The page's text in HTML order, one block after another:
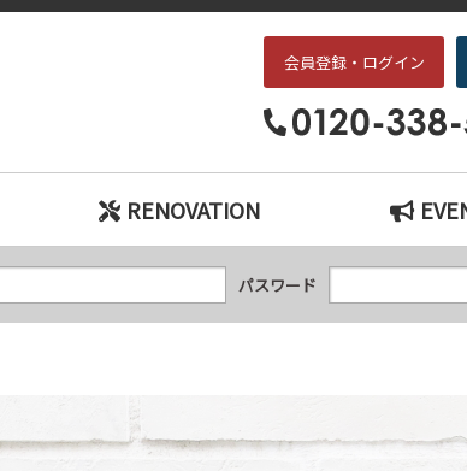
アの中古戸建て、中古マンションをお探しなら、『中古住宅×
会員登録・ログイン
RENOVATION
パスワード